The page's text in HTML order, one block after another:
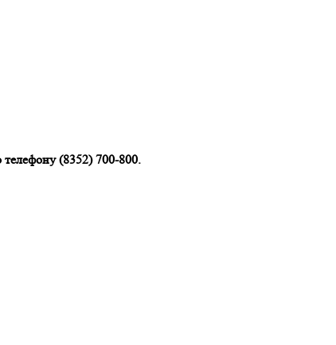
(8352) 700-800.